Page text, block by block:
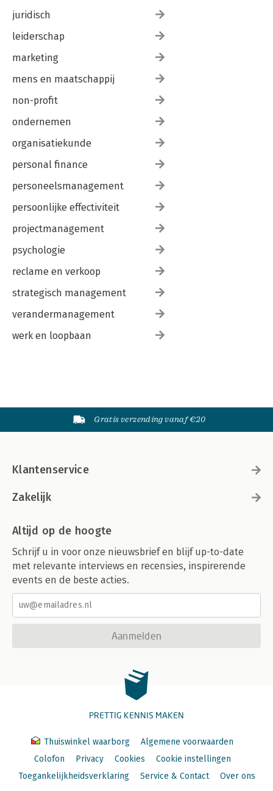
juridisch
leiderschap
marketing
mens en maatschappij
non-profit
ondernemen
organisatiekunde
personal finance
personeelsmanagement
persoonlijke effectiviteit
projectmanagement
psychologie
reclame en verkoop
strategisch management
verandermanagement
werk en loopbaan
Gratis verzending vanaf €20
Klantenservice
Zakelijk
Altijd op de hoogte
Schrijf u in voor onze nieuwsbrief en blijf up-to-date
met relevante interviews en recensies, inspirerende
events en de beste acties.
Aanmelden
PRETTIG KENNIS MAKEN
Thuiswinkel waarborg
Algemene voorwaarden
Colofon
Privacy Cookies
Cookie instellingen
Toegankelijkheidsverklaring
Service & Contact Over ons